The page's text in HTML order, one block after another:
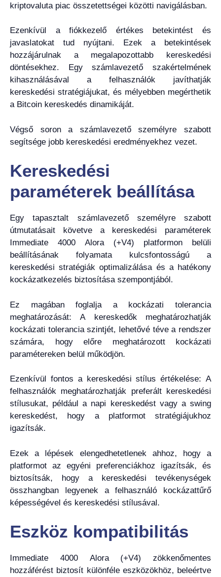
kriptovaluta piac összetettségei közötti navigálásban.
Ezenkívül a fiókkezelő értékes betekintést és
javaslatokat tud nyújtani. Ezek a betekintések
hozzájárulnak a megalapozottabb kereskedési
döntésekhez. Egy számlavezető szakértelmének
kihasználásával a felhasználók javíthatják
kereskedési stratégiájukat, és mélyebben megérthetik
a Bitcoin kereskedés dinamikáját.
Végső soron a számlavezető személyre szabott
segítsége jobb kereskedési eredményekhez vezet.
Kereskedési
paraméterek beállítása
Egy tapasztalt számlavezető személyre szabott
útmutatásait követve a kereskedési paraméterek
Immediate 4000 Alora (+V4) platformon belüli
beállításának folyamata kulcsfontosságú a
kereskedési stratégiák optimalizálása és a hatékony
kockázatkezelés biztosítása szempontjából.
Ez magában foglalja a kockázati tolerancia
meghatározását: A kereskedők meghatározhatják
kockázati tolerancia szintjét, lehetővé téve a rendszer
számára, hogy előre meghatározott kockázati
paramétereken belül működjön.
Ezenkívül fontos a kereskedési stílus értékelése: A
felhasználók meghatározhatják preferált kereskedési
stílusukat, például a napi kereskedést vagy a swing
kereskedést, hogy a platformot stratégiájukhoz
igazítsák.
Ezek a lépések elengedhetetlenek ahhoz, hogy a
platformot az egyéni preferenciákhoz igazítsák, és
biztosítsák, hogy a kereskedési tevékenységek
összhangban legyenek a felhasználó kockázattűrő
képességével és kereskedési stílusával.
Eszköz kompatibilitás
Immediate 4000 Alora (+V4) zökkenőmentes
hozzáférést biztosít különféle eszközökhöz, beleértve